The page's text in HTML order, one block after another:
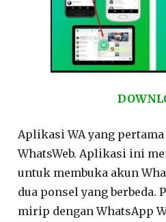
Aplikasi WA yang
WhatsWeb. Aplikasi ini
untuk membuka akun
dua ponsel yang berbeda.
mirip dengan WhatsApp